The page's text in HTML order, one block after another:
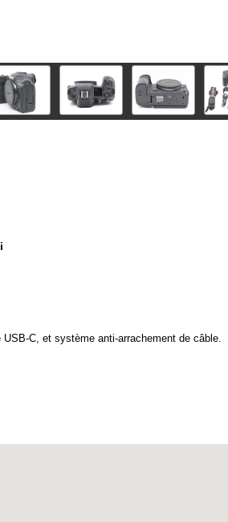
C, et système anti-arrachement de câble.